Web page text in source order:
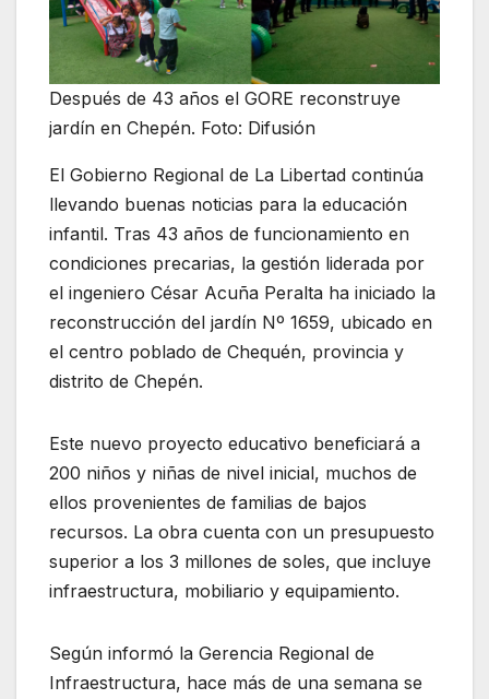
Después de 43 años el GORE reconstruye
jardín en Chepén. Foto: Difusión
El Gobierno Regional de La Libertad continúa
llevando buenas noticias para la educación
infantil. Tras 43 años de funcionamiento en
condiciones precarias, la gestión liderada por
el ingeniero César Acuña Peralta ha iniciado la
reconstrucción del jardín Nº 1659, ubicado en
el centro poblado de Chequén, provincia y
distrito de Chepén.
Este nuevo proyecto educativo beneficiará a
200 niños y niñas de nivel inicial, muchos de
ellos provenientes de familias de bajos
recursos. La obra cuenta con un presupuesto
superior a los 3 millones de soles, que incluye
infraestructura, mobiliario y equipamiento.
Según informó la Gerencia Regional de
Infraestructura, hace más de una semana se